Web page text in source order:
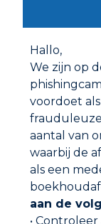
Hallo,
We zijn op
voordoet
aantal van
waarbij de
als een
aan de
•